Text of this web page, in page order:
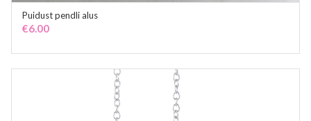
Puidust pendli alus
€6.00